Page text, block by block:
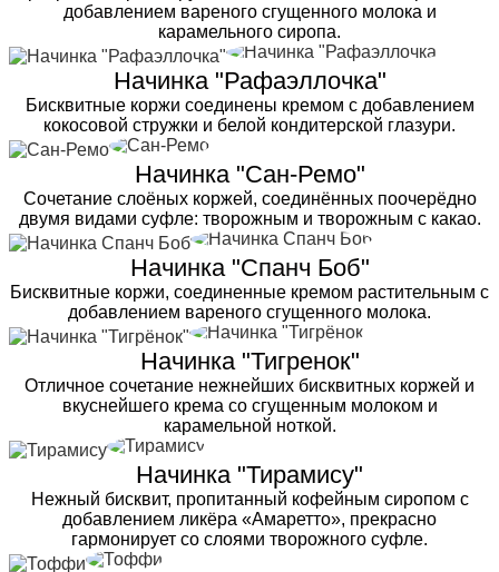
добавлением вареного сгущенного молока и
карамельного сиропа.
Начинка "Рафаэллочка"
Бисквитные коржи соединены кремом с добавлением
кокосовой стружки и белой кондитерской глазури.
Начинка "Сан-Ремо"
Сочетание слоёных коржей, соединённых поочерёдно
двумя видами суфле: творожным и творожным с какао.
Начинка "Спанч Боб"
Бисквитные коржи, соединенные кремом растительным с
добавлением вареного сгущенного молока.
Начинка "Тигренок"
Отличное сочетание нежнейших бисквитных коржей и
вкуснейшего крема со сгущенным молоком и
карамельной ноткой.
Начинка "Тирамису"
Нежный бисквит, пропитанный кофейным сиропом с
добавлением ликёра «Амаретто», прекрасно
гармонирует со слоями творожного суфле.